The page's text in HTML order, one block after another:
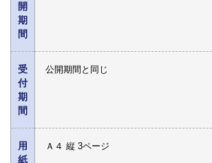
開
期
間
受
付
期
間
公開期間と同じ
用
紙
Ａ４ 縦 3ページ